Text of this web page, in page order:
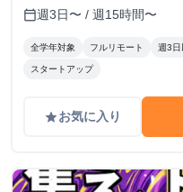
分
calendar_today週3日〜 / 週15時間〜
全学年対象 フルリモート 週3日
スタートアップ
gradeお気に入り